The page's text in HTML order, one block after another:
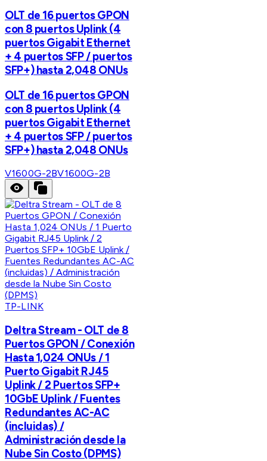
OLT de 16 puertos GPON
con 8 puertos Uplink (4
puertos Gigabit Ethernet
+ 4 puertos SFP / puertos
SFP+) hasta 2,048 ONUs
OLT de 16 puertos GPON
con 8 puertos Uplink (4
puertos Gigabit Ethernet
+ 4 puertos SFP / puertos
SFP+) hasta 2,048 ONUs
V1600G-2BV1600G-2B
TP-LINK
Deltra Stream - OLT de 8
Puertos GPON / Conexión
Hasta 1,024 ONUs / 1
Puerto Gigabit RJ45
Uplink / 2 Puertos SFP+
10GbE Uplink / Fuentes
Redundantes AC-AC
(incluidas) /
Administración desde la
Nube Sin Costo (DPMS)